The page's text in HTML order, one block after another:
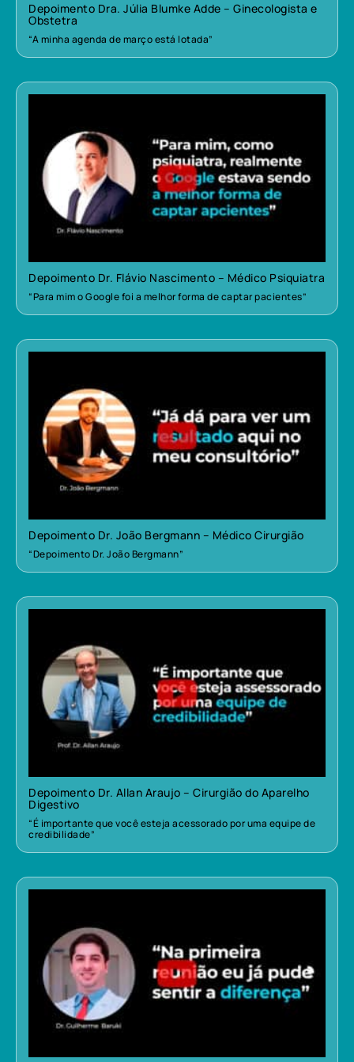
Depoimento Dra. Júlia Blumke Adde – Ginecologista e
Obstetra
“A minha agenda de março está lotada”
Depoimento Dr. Flávio Nascimento – Médico Psiquiatra
“Para mim o Google foi a melhor forma de captar pacientes”
Depoimento Dr. João Bergmann – Médico Cirurgião
“Depoimento Dr. João Bergmann”
Depoimento Dr. Allan Araujo – Cirurgião do Aparelho
Digestivo
“É importante que você esteja acessorado por uma equipe de
credibilidade”